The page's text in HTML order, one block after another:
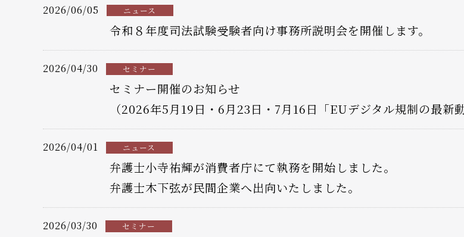
2026/06/05 ニュース
令和８年度司法試験受験者向け事務所説明会を開催します。
2026/04/30 セミナー
セミナー開催のお知らせ
（2026年5月19日・6月23日・7月16日「EUデジタル規制の最新
2026/04/01 ニュース
弁護士小寺祐輝が消費者庁にて執務を開始しました。
弁護士木下弦が民間企業へ出向いたしました。
2026/03/30 セミナー